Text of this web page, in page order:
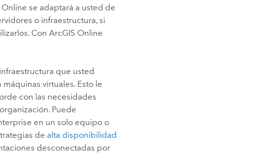
Online se adaptará a usted de
o infraestructura, si
ConArcGIS Online
que usted
virtuales. Esto le
con las necesidades
Puede
en un solo equipo o
de alta disponibilidad
desconectadas por